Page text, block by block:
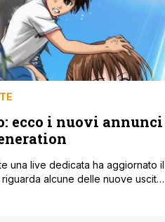
ecco i nuovi annunci
una live dedicata ha aggiornato il
alcune delle nuove uscite